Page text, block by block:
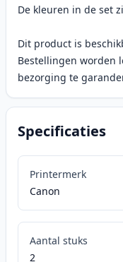
De kleuren in de set
Dit product is
Bestellingen worden
bezorging te
Specificaties
Printermerk
Canon
Aantal stuks
2